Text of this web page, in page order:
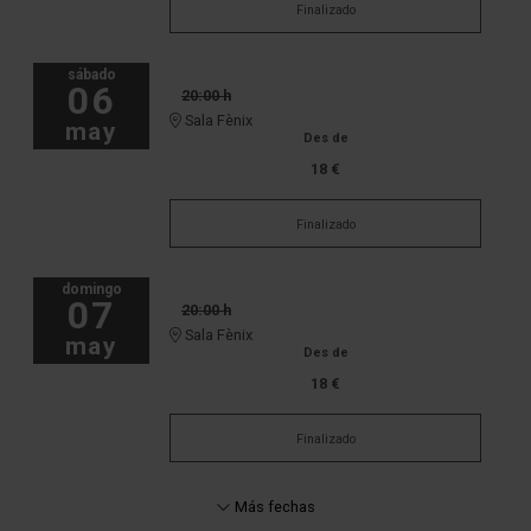
Finalizado
sábado
06
may
20:00 h
Sala Fènix
Des de
18 €
Finalizado
domingo
07
may
20:00 h
Sala Fènix
Des de
18 €
Finalizado
Más fechas